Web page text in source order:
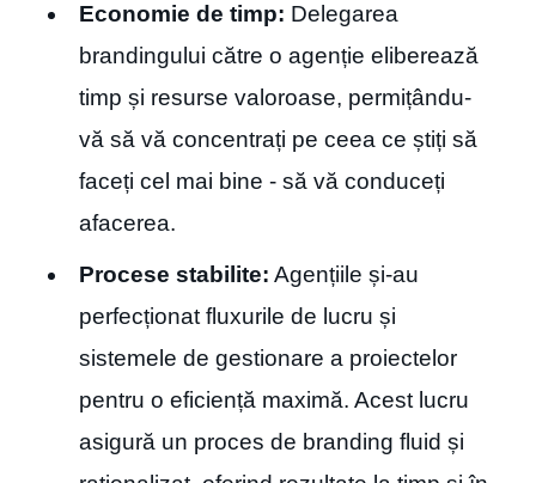
Economie de timp: Delegarea
brandingului către o agenție eliberează
timp și resurse valoroase, permițându-
vă să vă concentrați pe ceea ce știți să
faceți cel mai bine - să vă conduceți
afacerea.
Procese stabilite: Agențiile și-au
perfecționat fluxurile de lucru și
sistemele de gestionare a proiectelor
pentru o eficiență maximă. Acest lucru
asigură un proces de branding fluid și